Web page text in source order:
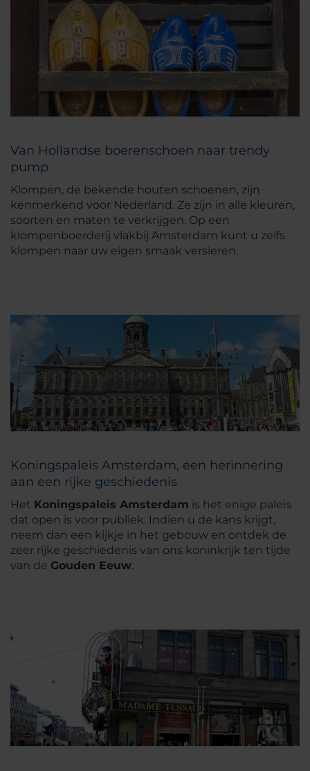
Van Hollandse boerenschoen naar trendy
pump
Klompen, de bekende houten schoenen, zijn
kenmerkend voor Nederland. Ze zijn in alle kleuren,
soorten en maten te verkrijgen. Op een
klompenboerderij vlakbij Amsterdam kunt u zelfs
klompen naar uw eigen smaak versieren.
Koningspaleis Amsterdam, een herinnering
aan een rijke geschiedenis
Het Koningspaleis Amsterdam is het enige paleis
dat open is voor publiek. Indien u de kans krijgt,
neem dan een kijkje in het gebouw en ontdek de
zeer rijke geschiedenis van ons koninkrijk ten tijde
van de Gouden Eeuw.